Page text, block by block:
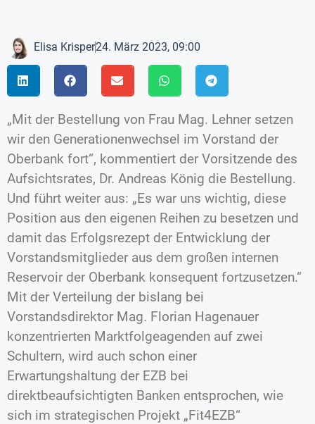
Elisa Krisper24. März 2023, 09:00
„Mit der Bestellung von Frau Mag. Lehner setzen
wir den Generationenwechsel im Vorstand der
Oberbank fort“, kommentiert der Vorsitzende des
Aufsichtsrates, Dr. Andreas König die Bestellung.
Und führt weiter aus: „Es war uns wichtig, diese
Position aus den eigenen Reihen zu besetzen und
damit das Erfolgsrezept der Entwicklung der
Vorstandsmitglieder aus dem großen internen
Reservoir der Oberbank konsequent fortzusetzen.“
Mit der Verteilung der bislang bei
Vorstandsdirektor Mag. Florian Hagenauer
konzentrierten Marktfolgeagenden auf zwei
Schultern, wird auch schon einer
Erwartungshaltung der EZB bei
direktbeaufsichtigten Banken entsprochen, wie
sich im strategischen Projekt „Fit4EZB“